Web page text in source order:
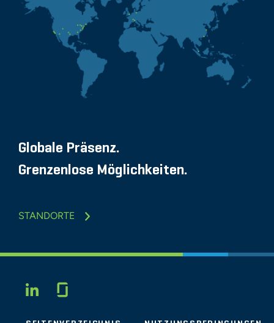
Globale Präsenz.
Grenzenlose Möglichkeiten.
STANDORTE
LINKEDIN